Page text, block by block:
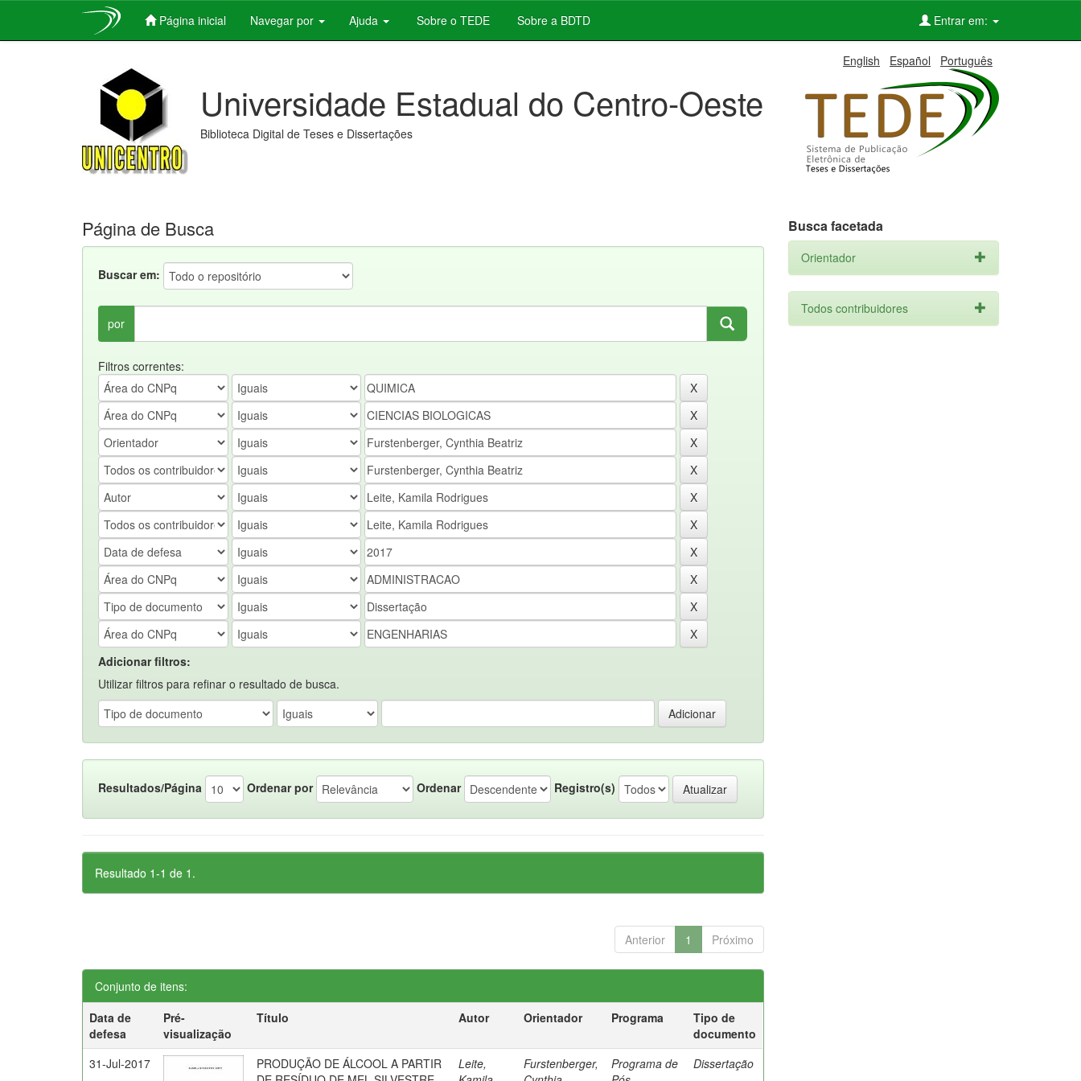
Página inicial Navegar por Ajuda Sobre o TEDE Sobre a BDTD Entrar em:
English Español Português
Universidade Estadual do Centro-Oeste
Biblioteca Digital de Teses e Dissertações
Página de Busca
Buscar em:
por
Filtros correntes:
Adicionar filtros:
Utilizar filtros para refinar o resultado de busca.
Resultados/Página Ordenar por Ordenar Registro(s)
Resultado 1-1 de 1.
Anterior 1 Próximo
Conjunto de itens:
Data de
defesa
Pré-
visualização
Título Autor Orientador Programa
Tipo de
documento
31-Jul-2017
PRODUÇÃO DE ÁLCOOL A PARTIR
Leite,
Furstenberger,
Programa de
Dissertação
Busca facetada
Orientador
Todos contribuidores